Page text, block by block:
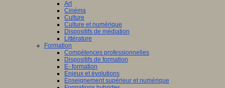
Art
Cinéma
Culture
Culture et numérique
Dispositifs de médiation
Littérature
Formation
Compétences professionnelles
Dispositifs de formation
E- formation
Enjeux et évolutions
Enseignement supérieur et numérique